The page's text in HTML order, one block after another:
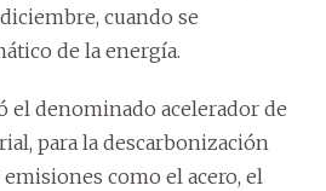
cuando se
de la energía.
el denominado acelerador de
para la descarbonización
como el acero, el